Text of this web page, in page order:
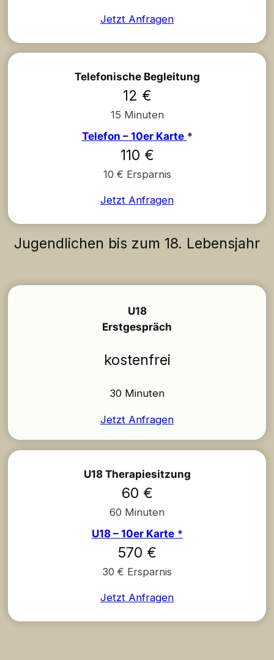
Jetzt Anfragen
Telefonische Begleitung
12 €
15 Minuten
Telefon – 10er Karte *
110 €
10 € Ersparnis
Jetzt Anfragen
Jugendlichen bis zum 18. Lebensjahr
U18
Erstgespräch
kostenfrei
30 Minuten
Jetzt Anfragen
U18 Therapiesitzung
60 €
60 Minuten
U18– 10er Karte*
570 €
30 € Ersparnis
Jetzt Anfragen